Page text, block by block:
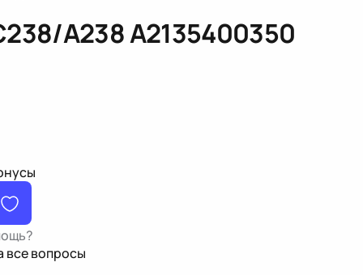
A238A2135400350
все вопросы